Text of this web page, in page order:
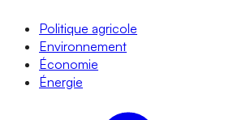
Politique agricole
Environnement
Économie
Énergie